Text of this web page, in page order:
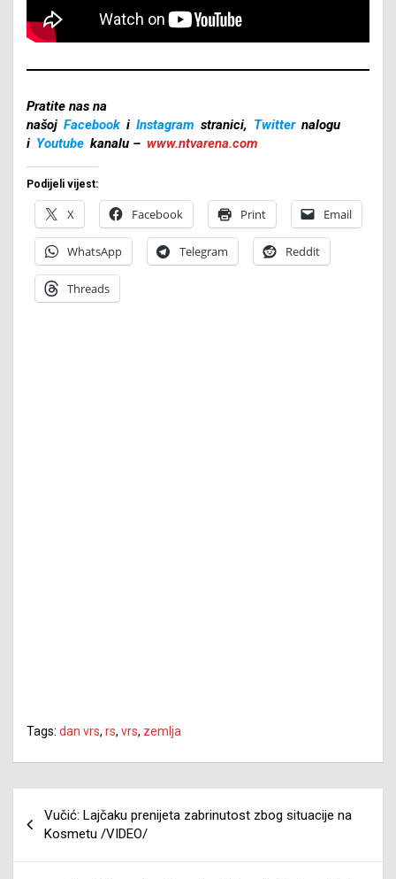
Pratite nas na
našoj Facebook i Instagram stranici, Twitter nalogu
i Youtube kanalu – www.ntvarena.com
Podijeli vijest:
X Facebook Print Email
WhatsApp Telegram Reddit
Threads
Tags: dan vrs, rs, vrs, zemlja
članaka
Vučić: Lajčaku prenijeta zabrinutost zbog situacije na
Kosmetu /VIDEO/